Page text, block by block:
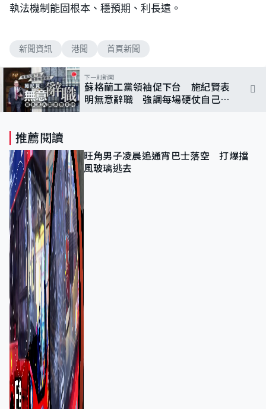
執法機制能固根本、穩預期、利長遠。
新聞資訊 港聞 首頁新聞
下一則新聞
蘇格蘭工黨領袖促下台 施紀賢表
明無意辭職 強調每場硬仗自己最
推薦閱讀
旺角男子凌晨追通宵巴士落空 打爆擋
風玻璃逃去